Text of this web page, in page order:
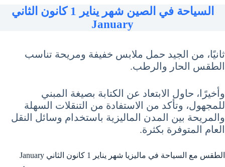
السياحة في الصين شهر يناير 1 كانون الثاني
January
ثانيًا، من الجيد حمل ملابس خفيفة ومريحة تناسب
الطقس الحار والرطب.
وأخيرًا، حاول الابتعاد عن الكتابة بصيغة المبني
للمجهول، وتأكد من الاستفادة من التنقلات السهلة
والمريحة بين المدن الماليزية باستخدام وسائل النقل
العام المتوفرة بكثرة.
الطقس مع السياحة في ماليزيا شهر يناير 1 كانون الثاني January